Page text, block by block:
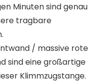
Minuten sind genau
tragbare
/ massive rote
sind eine großartige
Klimmzugstange.